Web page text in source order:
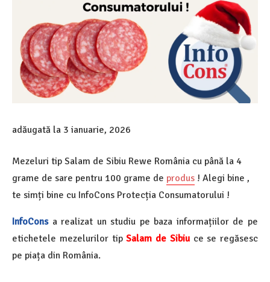
adăugată la 3 ianuarie, 2026
Mezeluri tip Salam de Sibiu Rewe România cu până la 4
grame de sare pentru 100 grame de produs ! Alegi bine ,
te simți bine cu InfoCons Protecția Consumatorului !
InfoConsa realizat un studiu pe baza informațiilor de pe
etichetele mezelurilor tipSalam de Sibiu ce se regăsesc
pe piața din România.